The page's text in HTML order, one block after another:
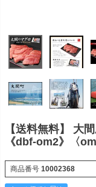
【送料無料】 大
《dbf-om2》〈
商品番号 10002368